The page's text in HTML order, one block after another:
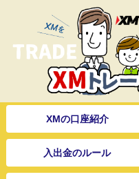
XMの口座紹介
入出金のルール